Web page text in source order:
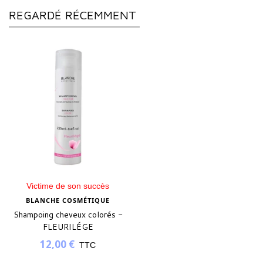
REGARDÉ RÉCEMMENT
Victime de son succès
BLANCHE COSMÉTIQUE
Shampoing cheveux colorés -
FLEURILÉGE
12,00 € TTC